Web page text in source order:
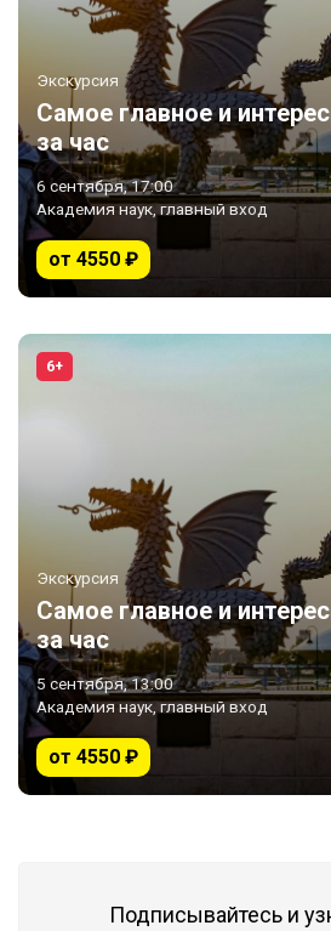
Экскурсия
Самое главное и
за час
6 сентября, 17:00
Академия наук, главный вход
от 4550 ₽
6+
Экскурсия
Самое главное и
за час
5 сентября, 13:00
Академия наук, главный вход
от 4550 ₽
Подписывайтесь и